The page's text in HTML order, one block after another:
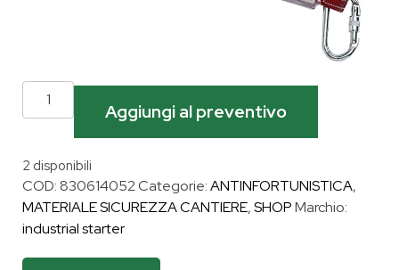
Aggiungi al preventivo
2 disponibili
COD:830614052Categorie:ANTINFORTUNISTICA,
MATERIALE SICUREZZA CANTIERE,SHOPMarchio:
industrial starter